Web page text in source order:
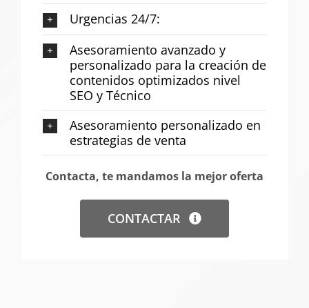
Urgencias 24/7:
Asesoramiento avanzado y
personalizado para la creación de
contenidos optimizados nivel
SEO y Técnico
Asesoramiento personalizado en
estrategias de venta
Contacta, te mandamos la mejor oferta
CONTACTAR